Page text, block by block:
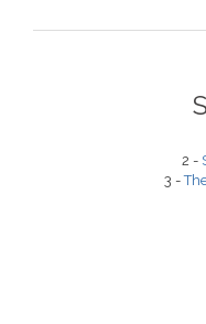
2 -
3 -